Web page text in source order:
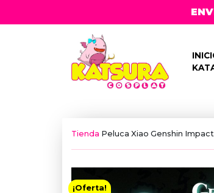
Tienda Peluca Xiao Genshin Impact
¡Oferta!